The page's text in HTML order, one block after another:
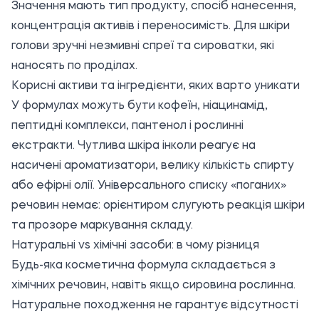
Значення мають тип продукту, спосіб нанесення,
концентрація активів і переносимість. Для шкіри
голови зручні незмивні спреї та сироватки, які
наносять по проділах.
Корисні активи та інгредієнти, яких варто уникати
У формулах можуть бути кофеїн, ніацинамід,
пептидні комплекси, пантенол і рослинні
екстракти. Чутлива шкіра інколи реагує на
насичені ароматизатори, велику кількість спирту
або ефірні олії. Універсального списку «поганих»
речовин немає: орієнтиром слугують реакція шкіри
та прозоре маркування складу.
Натуральні vs хімічні засоби: в чому різниця
Будь-яка косметична формула складається з
хімічних речовин, навіть якщо сировина рослинна.
Натуральне походження не гарантує відсутності